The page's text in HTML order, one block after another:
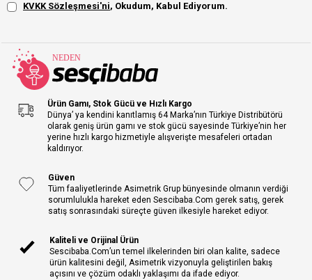
KVKK Sözleşmesi'ni, Okudum, Kabul Ediyorum.
Ürün Gamı, Stok Gücü ve Hızlı Kargo
Dünya’ ya kendini kanıtlamış 64 Marka’nın Türkiye Distribütörü
olarak geniş ürün gamı ve stok gücü sayesinde Türkiye’nin her
yerine hızlı kargo hizmetiyle alışverişte mesafeleri ortadan
kaldırıyor.
Güven
Tüm faaliyetlerinde Asimetrik Grup bünyesinde olmanın verdiği
sorumlulukla hareket eden Sescibaba.Com gerek satış, gerek
satış sonrasındaki süreçte güven ilkesiyle hareket ediyor.
Kaliteli ve Orijinal Ürün
Sescibaba.Com’un temel ilkelerinden biri olan kalite, sadece
ürün kalitesini değil, Asimetrik vizyonuyla geliştirilen bakış
açısını ve çözüm odaklı yaklaşımı da ifade ediyor.